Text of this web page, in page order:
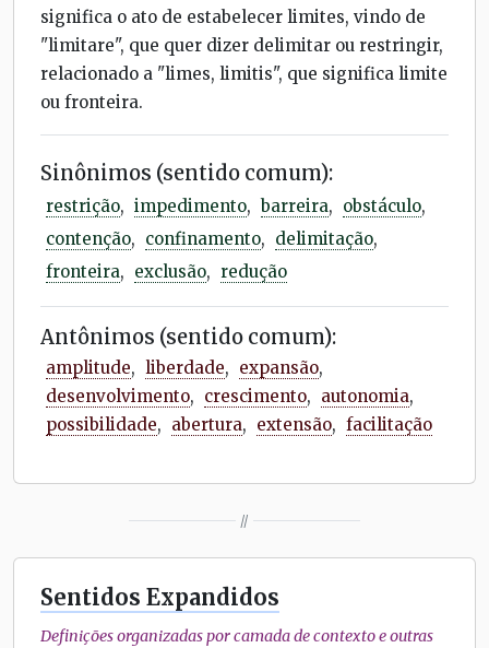
significa o ato de estabelecer limites, vindo de
"limitare", que quer dizer delimitar ou restringir,
relacionado a "limes, limitis", que significa limite
ou fronteira.
Sinônimos (sentido comum):
restrição, impedimento, barreira, obstáculo,
contenção, confinamento, delimitação,
fronteira, exclusão, redução
Antônimos (sentido comum):
amplitude, liberdade, expansão,
desenvolvimento, crescimento, autonomia,
possibilidade, abertura, extensão, facilitação
//
Sentidos Expandidos
Definições organizadas por camada de contexto e outras